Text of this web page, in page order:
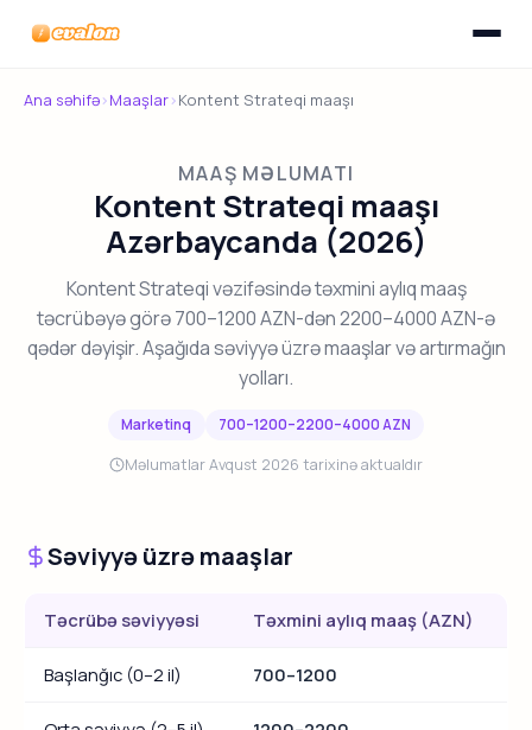
Evalon
Ana səhifə›Maaşlar›Kontent Strateqi maaşı
MAAŞ MƏLUMATI
Kontent Strateqi maaşı
Azərbaycanda (2026)
Kontent Strateqi vəzifəsində təxmini aylıq maaş
təcrübəyə görə 700–1200 AZN-dən 2200–4000 AZN-ə
qədər dəyişir. Aşağıda səviyyə üzrə maaşlar və artırmağın
yolları.
Marketinq
700–1200–2200–4000 AZN
Məlumatlar Avqust 2026 tarixinə aktualdır
Səviyyə üzrə maaşlar
Təcrübə səviyyəsi Təxmini aylıq maaş (AZN)
Başlanğıc (0–2 il) 700–1200